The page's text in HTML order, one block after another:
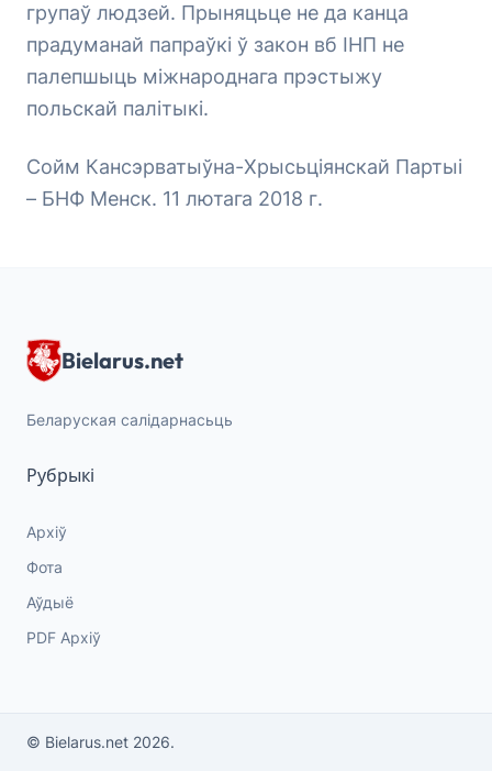
групаў людзей. Прыняцьце не да канца
прадуманай папраўкі ў закон вб ІНП не
палепшыць міжнароднага прэстыжу
польскай палітыкі.
Сойм Кансэрватыўна-Хрысьціянскай Партыі
– БНФ Менск. 11 лютага 2018 г.
Bielarus.net
Беларуская салідарнасьць
Рубрыкі
Архіў
Фота
Аўдыё
PDF Архіў
© Bielarus.net 2026.